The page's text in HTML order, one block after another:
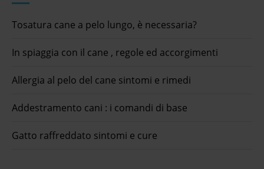
Tosatura cane a pelo lungo, è necessaria?
In spiaggia con il cane , regole ed accorgimenti
Allergia al pelo del cane sintomi e rimedi
Addestramento cani : i comandi di base
Gatto raffreddato sintomi e cure